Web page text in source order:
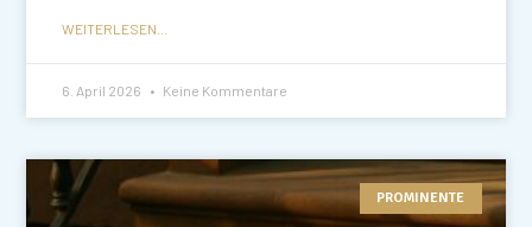
WEITERLESEN...
6. April 2026 Keine Kommentare
PROMINENTE